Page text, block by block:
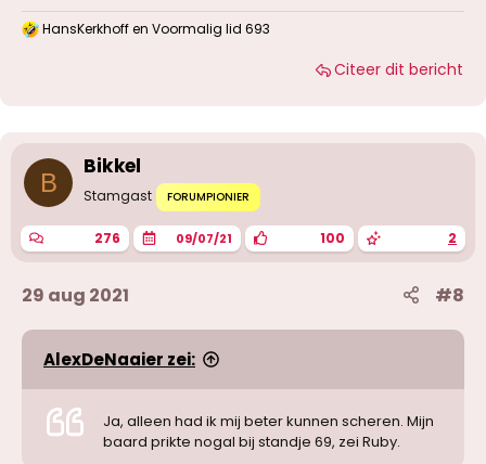
W
n
g
n
:
HansKerkhoffen Voormalig lid 693
Citeer dit bericht
B
Bikkel
Stamgast FORUMPIONIER
276 09/07/21 100 2
29 aug 2021 #8
AlexDeNaaier zei:
Ja, alleen had ik mij beter kunnen scheren. Mijn
baard prikte nogal bij standje 69, zei Ruby.